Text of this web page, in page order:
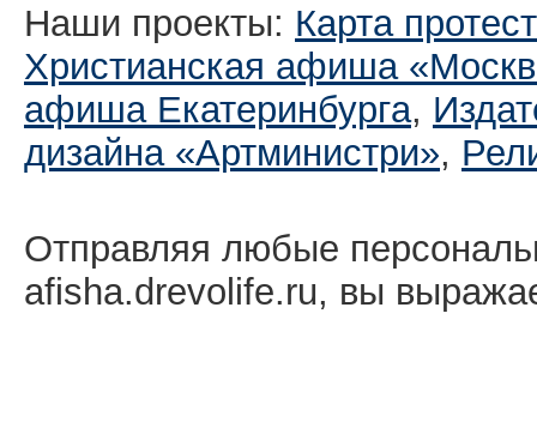
Наши проекты: Карта
Христианская афиша
афиша Екатеринбургa,
дизайна «Артминистри»,
Отправляя любые
afisha.drevolife.ru, вы